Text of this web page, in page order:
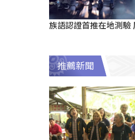
族語認證首推在地測驗
推薦新聞